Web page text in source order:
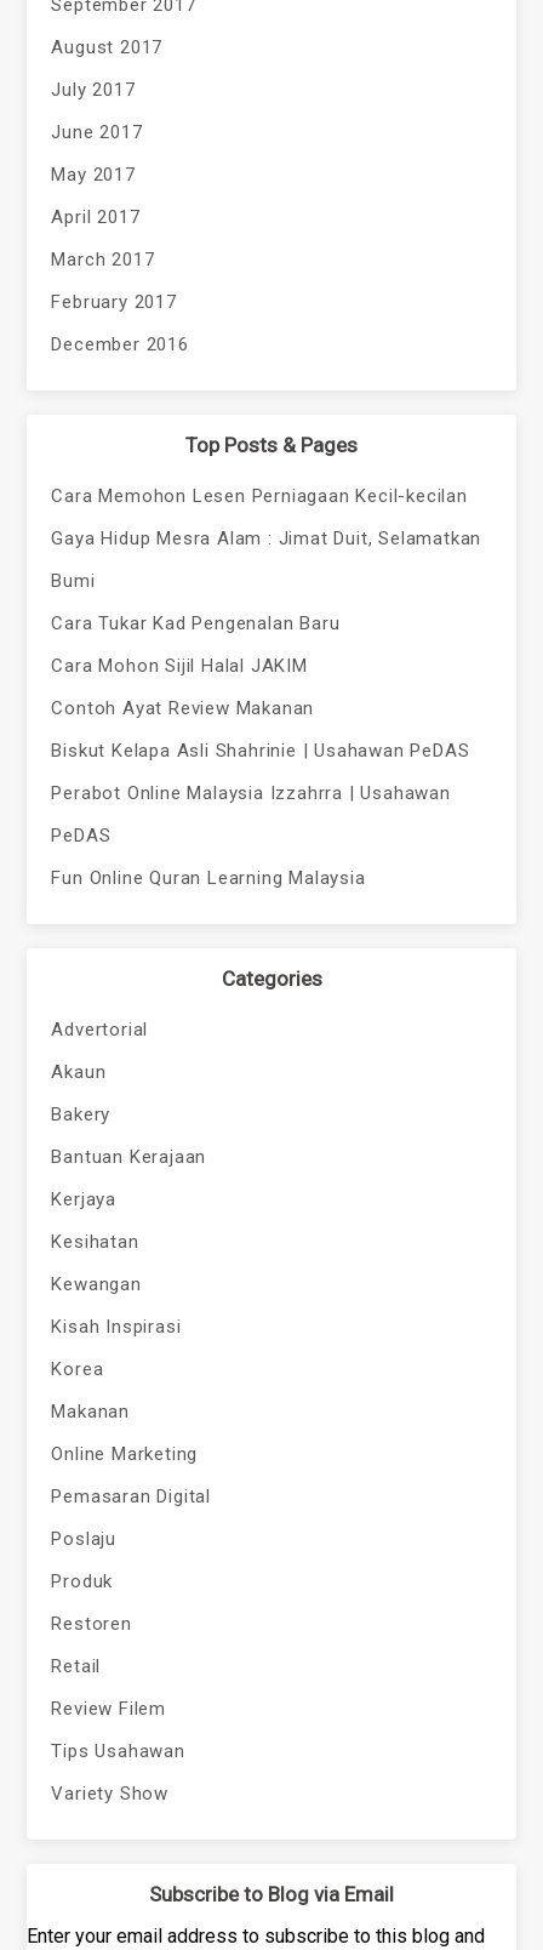
September 2017
August 2017
July 2017
June 2017
May 2017
April 2017
March 2017
February 2017
December 2016
Top Posts & Pages
Cara Memohon Lesen Perniagaan Kecil-kecilan
Gaya Hidup Mesra Alam : Jimat Duit, Selamatkan
Bumi
Cara Tukar Kad Pengenalan Baru
Cara Mohon Sijil Halal JAKIM
Contoh Ayat Review Makanan
Biskut Kelapa Asli Shahrinie | Usahawan PeDAS
Perabot Online Malaysia Izzahrra | Usahawan
PeDAS
Fun Online Quran Learning Malaysia
Categories
Advertorial
Akaun
Bakery
Bantuan Kerajaan
Kerjaya
Kesihatan
Kewangan
Kisah Inspirasi
Korea
Makanan
Online Marketing
Pemasaran Digital
Poslaju
Produk
Restoren
Retail
Review Filem
Tips Usahawan
Variety Show
Subscribe to Blog via Email
Enter your email address to subscribe to this blog and